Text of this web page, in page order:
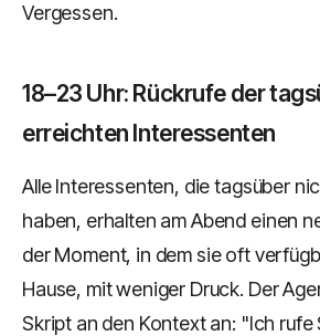
Vergessen.
18–23 Uhr: Rückrufe der
erreichten Interessenten
Alle Interessenten, die tagsüber
haben, erhalten am Abend einen
der Moment, in dem sie oft
Hause, mit weniger Druck. Der
Skript an den Kontext an: "Ich rufe